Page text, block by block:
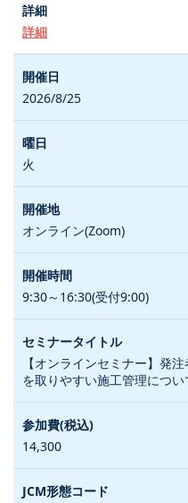
詳細
2026/8/25
火
オンライン(Zoom)
9:30～16:30(受付9:00)
【オンラインセミナー】発
を取りやすい施工管理につい
14,300